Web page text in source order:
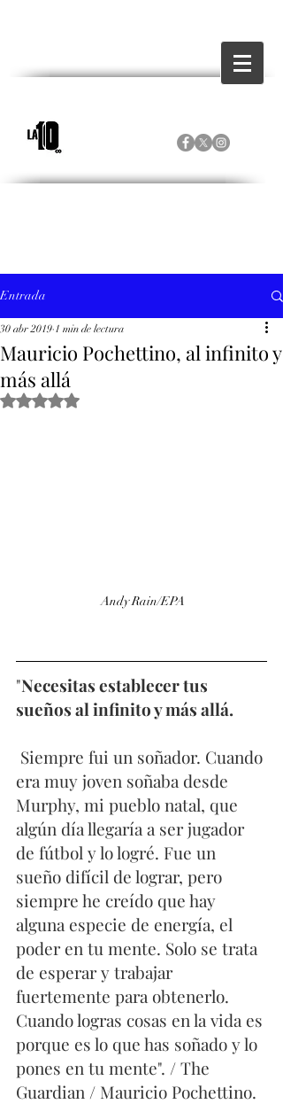
Entrada
Mauricio Pochettino, al infinito y
más allá
30 abr 2019 1 min de lectura
Obtuvo NaN de 5 estrellas.
Andy Rain/EPA
"Necesitas establecer tus
sueños al infinito y más allá.
era muy joven soñaba desde
Murphy, mi pueblo natal, que
algún día llegaría a ser jugador
de fútbol y lo logré. Fue un
sueño difícil de lograr, pero
siempre he creído que hay
alguna especie de energía, el
poder en tu mente. Solo se trata
de esperar y trabajar
fuertemente para obtenerlo.
Cuando logras cosas en la vida es
porque es lo que has soñado y lo
pones en tu mente". / The
Guardian / Mauricio Pochettino.